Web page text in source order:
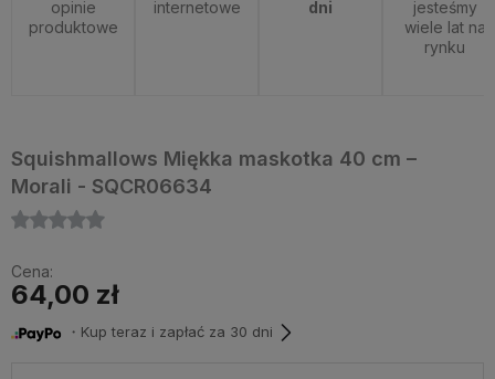
opinie
produktowe
internetowe
dni
jesteśmy
wiele lat na
rynku
Squishmallows Miękka maskotka 40 cm –
Morali - SQCR06634
Cena:
64,00 zł
・Kup teraz i zapłać za 30 dni